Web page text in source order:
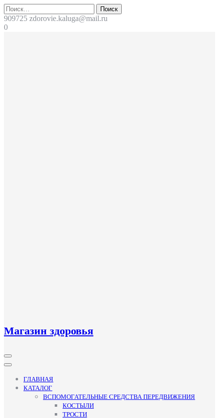
Перейти
к
содержимому
Поиск
909725 zdorovie.kaluga@mail.ru
0
Магазин здоровья
Кнопка
Открыть
ГЛАВНАЯ
КАТАЛОГ
ВСПОМОГАТЕЛЬНЫЕ СРЕДСТВА ПЕРЕДВИЖЕНИЯ
КОСТЫЛИ
ТРОСТИ